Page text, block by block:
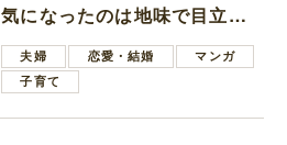
気になったのは地味で目立た
ない男子学生
夫婦 恋愛・結婚
マンガ
子育て